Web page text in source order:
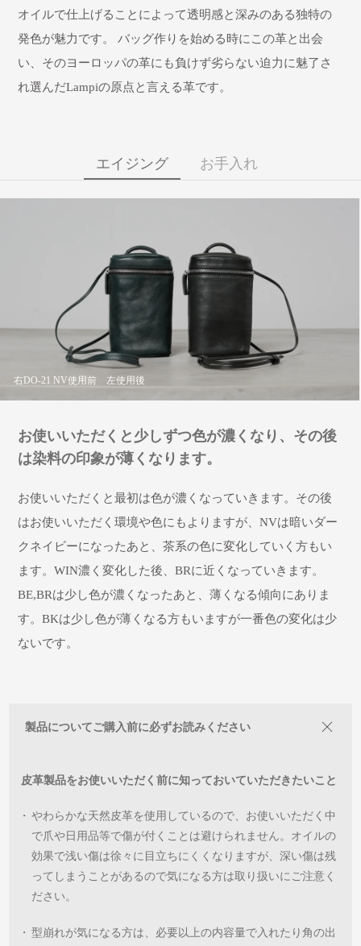
オイルで仕上げることによって透明感と深みのある独特の
発色が魅力です。 バッグ作りを始める時にこの革と出会
い、そのヨーロッパの革にも負けず劣らない迫力に魅了さ
れ選んだLampiの原点と言える革です。
エイジング お手入れ
右DO-21 NV使用前 左使用後
お使いいただくと少しずつ色が濃くなり、その後
は染料の印象が薄くなります。
お使いいただくと最初は色が濃くなっていきます。その後
はお使いいただく環境や色にもよりますが、NVは暗いダー
クネイビーになったあと、茶系の色に変化していく方もい
ます。WIN濃く変化した後、BRに近くなっていきます。
BE,BRは少し色が濃くなったあと、薄くなる傾向にありま
す。BKは少し色が薄くなる方もいますが一番色の変化は少
ないです。
製品についてご購入前に必ずお読みください
皮革製品をお使いいただく前に知っておいていただきたいこと
・ やわらかな天然皮革を使用しているので、お使いいただく中
で爪や日用品等で傷が付くことは避けられません。オイルの
効果で浅い傷は徐々に目立ちにくくなりますが、深い傷は残
ってしまうことがあるので気になる方は取り扱いにご注意く
ださい。
・ 型崩れが気になる方は、必要以上の内容量で入れたり角の出